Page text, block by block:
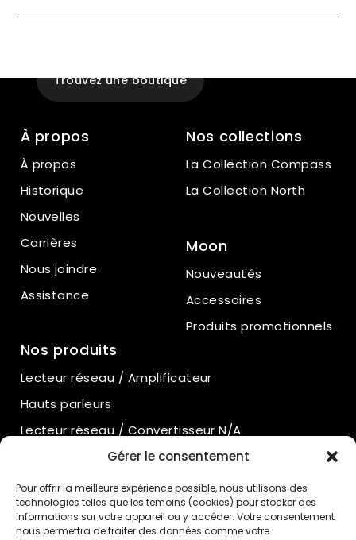
Gérer le consentement
Pour offrir la meilleure expérience possible, nous utilisons des
technologies telles que les témoins (cookies) pour stocker des
informations sur votre appareil ou y accéder. Votre consentement
nous permettra de traiter des données comme votre
Trouvez une boutique
À propos
À propos
Historique
Nouvelles
Carrières
Nous joindre
Assistance
Nos collections
La Collection Compass
La Collection North
Moon
Nouveautés
Accessoires
Produits promotionnels
Nos produits
Lecteur réseau / Amplificateur
Hauts parleurs
Lecteur réseau / Convertisseur N/A
Amplificateurs intégrés
Amplificateurs de puissance
Préamplificateurs
Préamplificateurs phono